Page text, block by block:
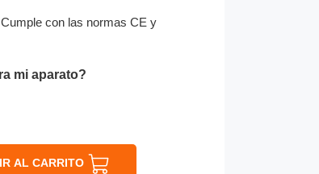
con las normas CE y
mi aparato?
AL CARRITO